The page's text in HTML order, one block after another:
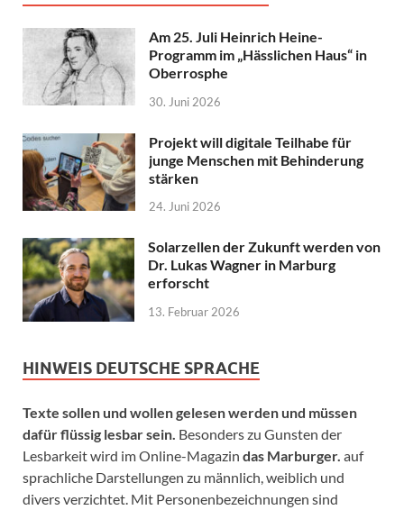
Am 25. Juli Heinrich Heine-
Programm im „Hässlichen Haus“ in
Oberrosphe
30. Juni 2026
Projekt will digitale Teilhabe für
junge Menschen mit Behinderung
stärken
24. Juni 2026
Solarzellen der Zukunft werden von
Dr. Lukas Wagner in Marburg
erforscht
13. Februar 2026
HINWEIS DEUTSCHE SPRACHE
Texte sollen und wollen gelesen werden und müssen
dafür flüssig lesbar sein. Besonders zu Gunsten der
Lesbarkeit wird im Online-Magazin das Marburger. auf
sprachliche Darstellungen zu männlich, weiblich und
divers verzichtet. Mit Personenbezeichnungen sind